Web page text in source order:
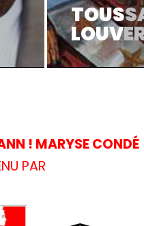
L’ABBÉ
! MARYSE CONDÉ
PAR